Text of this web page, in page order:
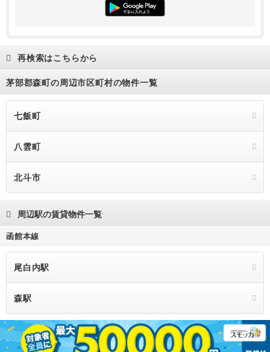
再検索はこちらから
茅部郡森町の周辺市区町村の物件一覧
七飯町
八雲町
北斗市
周辺駅の賃貸物件一覧
函館本線
尾白内駅
森駅